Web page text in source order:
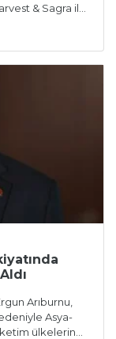
& Sagra ile
Eskişehir’deki
depolama ve
taşınacak
Arıburnu,
Asya-
ülkelerine